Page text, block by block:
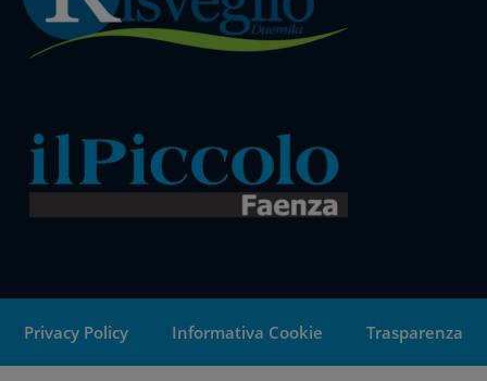
Privacy Policy Informativa Cookie Trasparenza